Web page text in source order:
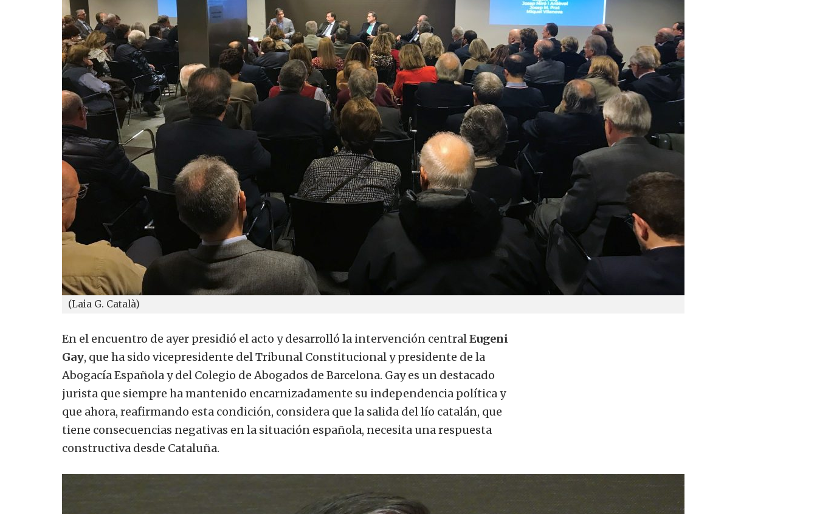
(Laia G. Català)
En el encuentro de ayer presidió el acto y desarrolló la intervención centralEugeni
Gay, que ha sido vicepresidente del Tribunal Constitucionaly presidente de la
Abogacía Española y del Colegio de Abogados de Barcelona. Gay es un destacado
jurista que siempre hamantenido encarnizadamente su independencia políticay
que ahora, reafirmando esta condición, considera que la salida del lío catalán, que
tiene consecuencias negativas en la situación española, necesita una respuesta
constructiva desde Cataluña.